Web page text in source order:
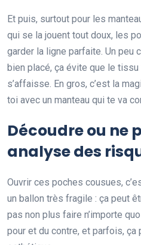
Et puis, surtout pour les
qui se la jouent tout doux, les
garder la ligne parfaite. Un peu
bien placé, ça évite que le
s’affaisse. En gros, c’est la
toi avec un manteau qui te va
Découdre ou ne
analyse des
Ouvrir ces poches cousues,
un ballon très fragile : ça peut
pas non plus faire n’importe
pour et du contre, et parfois, ça